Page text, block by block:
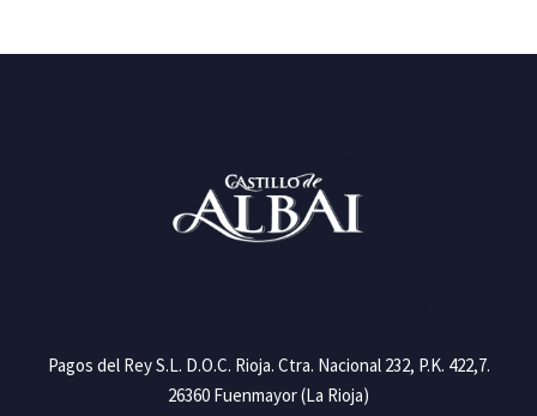
Pagos del Rey S.L. D.O.C. Rioja. Ctra. Nacional 232, P.K. 422,7.
26360 Fuenmayor (La Rioja)